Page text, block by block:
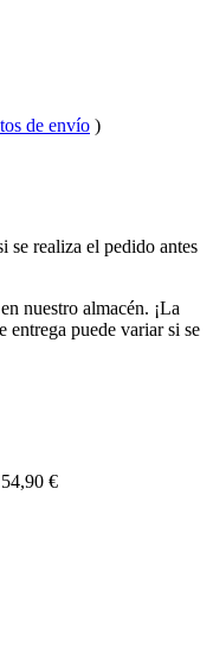
de envío )
se realiza el pedido antes
nuestro almacén. ¡La
entrega puede variar si se
€